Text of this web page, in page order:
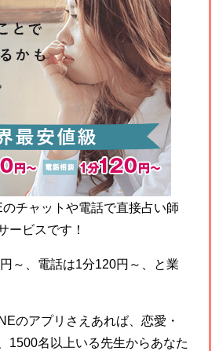
のチャットや電話で直接占い師
ービスです！
～、電話は1分120円～、と業
のアプリさえあれば、恋愛・
1500名以上いる先生からあなた